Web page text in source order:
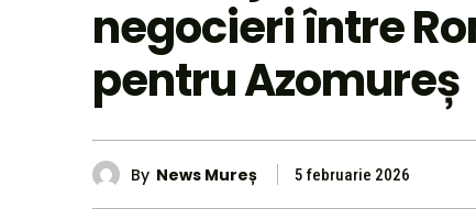
negocieri între
pentru Azomureș
By News Mureș 5 februarie 2026